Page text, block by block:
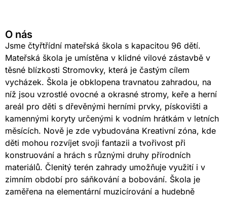
O nás
Jsme čtyřtřídní mateřská škola s kapacitou 96 dětí.
Mateřská škola je umístěna v klidné vilové zástavbě v
těsné blízkosti Stromovky, která je častým cílem
vycházek. Škola je obklopena travnatou zahradou, na
níž jsou vzrostlé ovocné a okrasné stromy, keře a herní
areál pro děti s dřevěnými herními prvky, pískovišti a
kamennými koryty určenými k vodním hrátkám v letních
měsících. Nově je zde vybudována Kreativní zóna, kde
děti mohou rozvíjet svoji fantazii a tvořivost při
konstruování a hrách s různými druhy přírodních
materiálů. Členitý terén zahrady umožňuje využití i v
zimním období pro sáňkování a bobování. Škola je
zaměřena na elementární muzicírování a hudebně